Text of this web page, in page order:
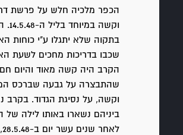
הכפר מלכיה חלש על פרשת
בתקוה שלא יתגלו ע"י כוחות
שכבו בדריכות מחכים לשעת
הקרב היה קשה מאוד והיום
שהתבצרה על גבעה שברכס
ביניהם נשארו באותו לילה של ה-15.5.48 על